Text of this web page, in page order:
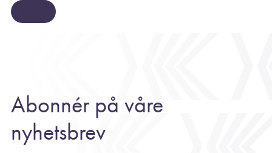
Abonnér på våre
nyhetsbrev